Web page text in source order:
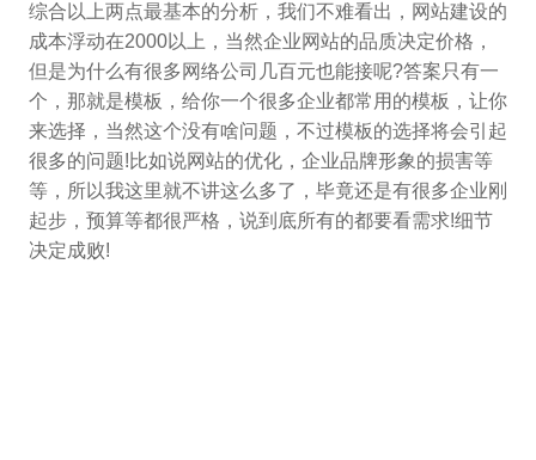
综合以上两点最基本的分析，我们不难看出，网站建设的
成本浮动在2000以上，当然企业网站的品质决定价格，
但是为什么有很多网络公司几百元也能接呢?答案只有一
个，那就是模板，给你一个很多企业都常用的模板，让你
来选择，当然这个没有啥问题，不过模板的选择将会引起
很多的问题!比如说网站的优化，企业品牌形象的损害等
等，所以我这里就不讲这么多了，毕竟还是有很多企业刚
起步，预算等都很严格，说到底所有的都要看需求!细节
决定成败!